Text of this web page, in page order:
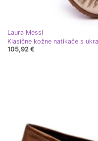
Laura Messi
Klasične kožne natikače s
105,92 €